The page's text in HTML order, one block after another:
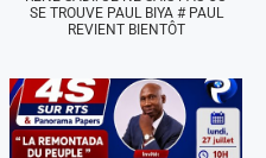
SE TROUVE PAUL BIYA # PAUL
REVIENT BIENTÔT